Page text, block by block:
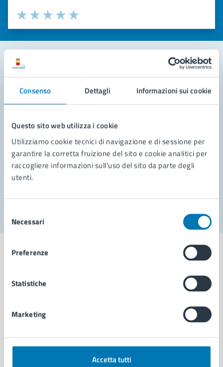
Consenso Dettagli Informazioni sui cookie
Questo sito web utilizza i cookie
Utilizziamo cookie tecnici di navigazione e di sessione per
garantire la corretta fruizione del sito e cookie analitici per
raccogliere informazioni sull'uso del sito da parte degli
utenti.
delNecessari
Preferenze
Statistiche
Marketing
Accetta tutti
Valuta la chiarezza delle informazioni (da 1 a 5 stelle)
Seleziona il numero di stelle per valutare la chiarezza delle
Valuta 5 stelle su 5
Valuta 4 stelle su 5
Valuta 3 stelle su 5
Valuta 2 stelle su 5
Valuta 1 stelle su 5
Leggi le domande frequenti
Richiedi assistenza
Prenota appuntamento
Problemi in città
Comune di Napoli
AMMINISTRAZIONE
Organi di governo